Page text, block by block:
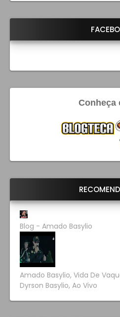
Conheça
Blog - Amado Basylio
Amado Basylio, Vida De
Dyrson Basylio, Ao Vivo